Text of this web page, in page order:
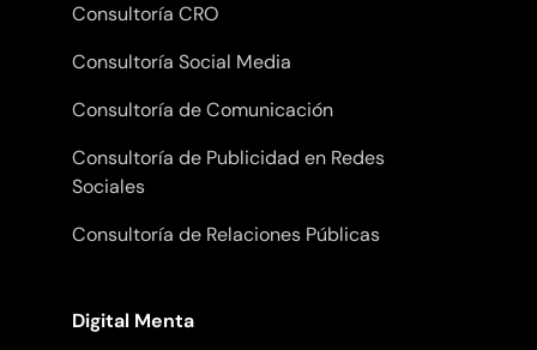
Consultoría CRO
Consultoría Social Media
Consultoría de Comunicación
Consultoría de Publicidad en Redes
Sociales
Consultoría de Relaciones Públicas
Digital Menta